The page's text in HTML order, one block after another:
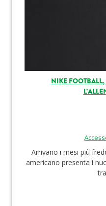
NIKE FOOTBALL,
Arrivano i mesi più
americano presenta i